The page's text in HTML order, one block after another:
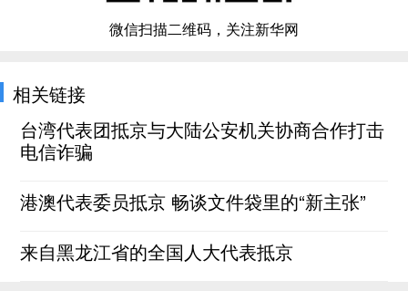
微信扫描二维码，关注新华网
相关链接
台湾代表团抵京与大陆公安机关协商合作打击
电信诈骗
港澳代表委员抵京 畅谈文件袋里的“新主张”
来自黑龙江省的全国人大代表抵京